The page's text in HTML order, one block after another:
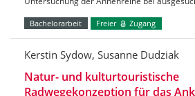
Bachelorarbeit Freier Zugang
Kerstin Sydow, Susanne Dudziak
Natur- und kulturtouristische
Radwegekonzeption für das